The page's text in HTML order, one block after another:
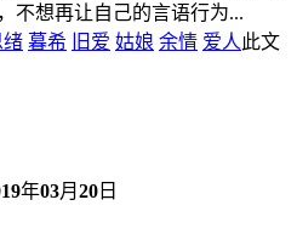
不想再让自己的言语行为...
绪 暮希 旧爱 姑娘 余情 爱人 此文
年03月 20 日